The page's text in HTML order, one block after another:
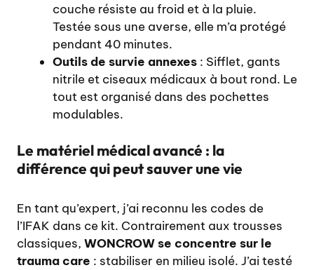
couche résiste au froid et à la pluie.
Testée sous une averse, elle m’a protégé
pendant 40 minutes.
Outils de survie annexes : Sifflet, gants
nitrile et ciseaux médicaux à bout rond. Le
tout est organisé dans des pochettes
modulables.
Le matériel médical avancé : la
différence qui peut sauver une vie
En tant qu’expert, j’ai reconnu les codes de
l’IFAK dans ce kit. Contrairement aux trousses
classiques, WONCROW se concentre sur le
trauma care : stabiliser en milieu isolé. J’ai testé